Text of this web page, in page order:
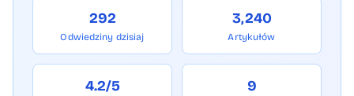
292
Odwiedziny dzisiaj
3,240
Artykułów
4.2/5 9